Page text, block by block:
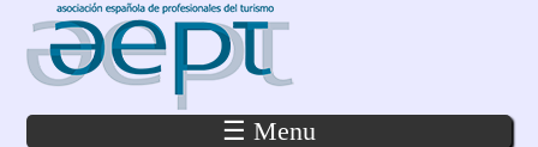
Pasar al contenido principal
☰ Menu